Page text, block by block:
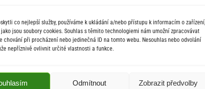
co nejlepší služby, používáme k ukládání a/nebo přístupu k informacím o zařízení,
jsou soubory cookies. Souhlas s těmito technologiemi nám umožní zpracovávat
chování při procházení nebo jedinečná ID na tomto webu. Nesouhlas nebo odvolání
nepříznivě ovlivnit určité vlastnosti a funkce.
Odmítnout Zobrazit předvolby